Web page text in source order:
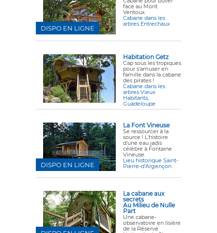
face au Mont
Ventoux.
Cabane dans les
arbres Entrechaux
DISPO EN LIGNE
Habitation Getz
Cap sous les tropiques
pour s'amuser en
famille dans la cabane
des pirates !
Cabane dans les
arbres Vieux
Habitants,
Guadeloupe
La Font Vineuse
Se ressourcer à la
source ! L'histoire
d'une eau jadis
célèbre à Fontaine
Vineuse.
Lieu historique Saint-
Pierre-d'Argençon
DISPO EN LIGNE
La cabane aux
secrets
Au Milieu de Nulle
Part
Une cabane-
observatoire en lisière
de la Réserve